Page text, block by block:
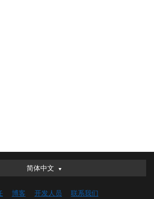
简体中文
简体中文
English (UK)
博客 开发人员 联系我们